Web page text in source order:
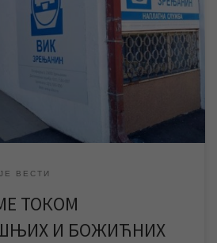
3, као ни наплатна места
у граду. За пријаву кварова на
мрежи 24 часа је
број диспечарске службе
центар у Петефијевој 3, као и сва
ВЕСТИ
ТОКОМ
И БОЖИЋНИХ